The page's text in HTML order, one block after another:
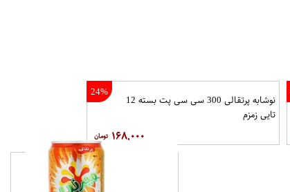
24%
نوشابه پرتقالی 300 سی سی پت بسته 12
تایی زمزم
۱۶۸,۰۰۰